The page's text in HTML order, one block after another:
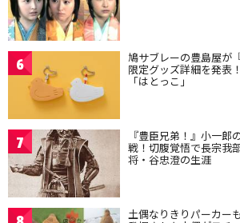
6 鳩サブレーの豊島屋が
限定グッズ詳細を発表
「はとっこ」
7 『豊臣兄弟！』小一郎
戦！切腹覚悟で長宗我
将・谷忠澄の生涯
土偶なりきりパーカー